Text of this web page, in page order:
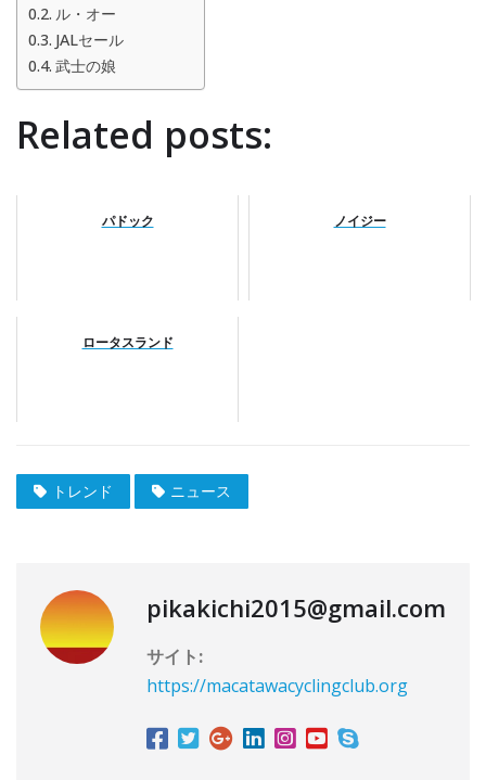
ル・オー
JALセール
武士の娘
Related posts:
パドック ノイジー
ロータスランド
トレンド ニュース
pikakichi2015@gmail.com
サイト:
https://macatawacyclingclub.org